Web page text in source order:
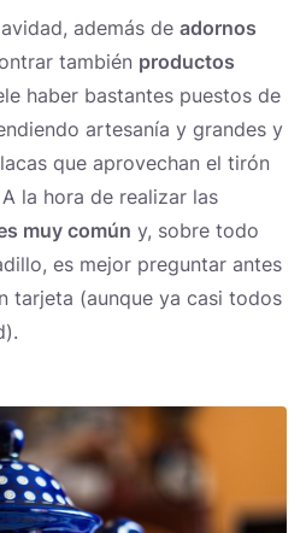
además de adornos
también productos
haber bastantes puestos de
artesanía y grandes y
que aprovechan el tirón
la hora de realizar las
muy común y, sobre todo
es mejor preguntar antes
tarjeta (aunque ya casi todos